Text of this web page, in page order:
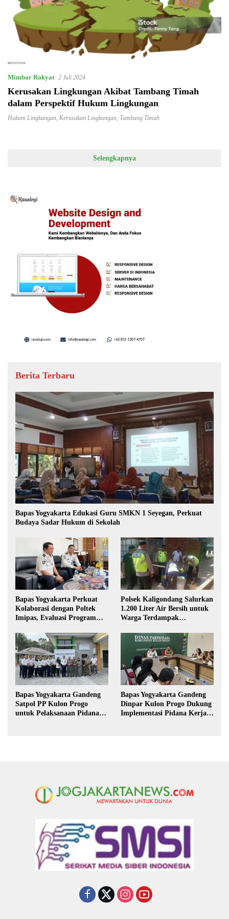
Mimbar Rakyat 2 Juli 2024
Kerusakan Lingkungan Akibat Tambang Timah
dalam Perspektif Hukum Lingkungan
Hukum Lingkungan Kerusakan Lingkungan Tambang Timah
Selengkapnya
Berita Terbaru
Bapas Yogyakarta Edukasi Guru SMKN 1 Seyegan, Perkuat
Budaya Sadar Hukum di Sekolah
Bapas Yogyakarta Perkuat
Kolaborasi dengan Poltek
Imipas, Evaluasi Program
Polsek Kaligondang Salurkan
1.200 Liter Air Bersih untuk
Warga Terdampak
Bapas Yogyakarta Gandeng
Satpol PP Kulon Progo
untuk Pelaksanaan Pidana
Bapas Yogyakarta Gandeng
Dinpar Kulon Progo Dukung
Implementasi Pidana Kerja